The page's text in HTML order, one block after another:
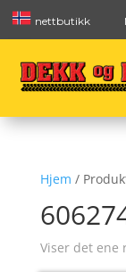
nettbutikk
Hjem /
Viser det ene